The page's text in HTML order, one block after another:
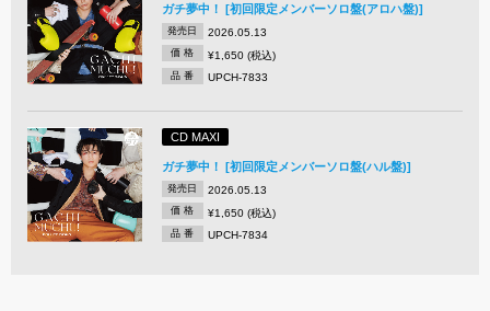
ガチ夢中！ [初回限定メンバーソロ盤(アロハ盤)]
発売日 2026.05.13
価 格 ¥1,650 (税込)
品 番 UPCH-7833
CD MAXI
ガチ夢中！ [初回限定メンバーソロ盤(ハル盤)]
発売日 2026.05.13
価 格 ¥1,650 (税込)
品 番 UPCH-7834